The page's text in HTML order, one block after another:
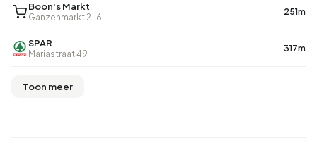
Boon's Markt
Ganzenmarkt 2-6
251m
SPAR
Mariastraat 49
317m
Toon meer